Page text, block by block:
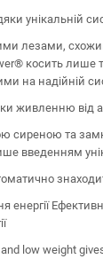
унікальній
лезами,
косить лише
на надійній
живленню від
сиреною та
введенням
енергії
low weight